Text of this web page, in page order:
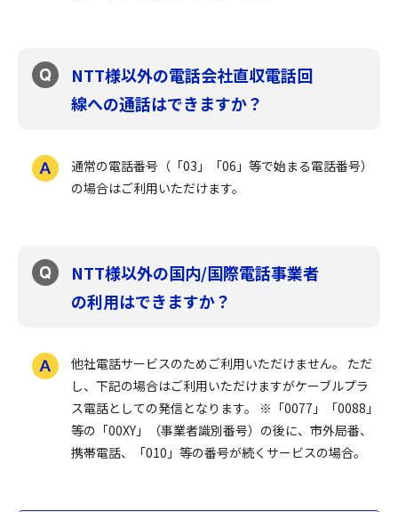
NTT様以外の電話会社直収電話回
線への通話はできますか？
通常の電話番号（「03」「06」等で始まる電話番号）
の場合はご利用いただけます。
NTT様以外の国内/国際電話事業者
の利用はできますか？
他社電話サービスのためご利用いただけません。 ただ
し、下記の場合はご利用いただけますがケーブルプラ
ス電話としての発信となります。 ※「0077」「0088」
等の「00XY」（事業者識別番号）の後に、市外局番、
携帯電話、「010」等の番号が続くサービスの場合。